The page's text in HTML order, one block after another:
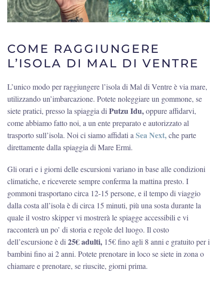
COME RAGGIUNGERE
L’ISOLA DI MAL DI VENTRE
L’unico modo per raggiungere l’isola di Mal di Ventre è via mare,
utilizzando un’imbarcazione. Potete noleggiare un gommone, se
siete pratici, presso la spiaggia di Putzu Idu,oppure affidarvi,
come abbiamo fatto noi, a un ente preparato e autorizzato al
trasporto sull’isola. Noi ci siamo affidati a Sea Next,che parte
direttamente dalla spiaggia di Mare Ermi.
Gli orari e i giorni delle escursioni variano in base alle condizioni
climatiche, e riceverete sempre conferma la mattina presto. I
gommoni trasportano circa 12-15 persone, e il tempo di viaggio
dalla costa all’isola è di circa 15 minuti, più una sosta durante la
quale il vostro skipper vi mostrerà le spiagge accessibili e vi
racconterà un po’ di storia e regole del luogo. Il costo
dell’escursione è di 25€ adulti, 15€ fino agli 8 anni e gratuito per i
bambini fino ai 2 anni. Potete prenotare in loco se siete in zona o
chiamare e prenotare, se riuscite, giorni prima.